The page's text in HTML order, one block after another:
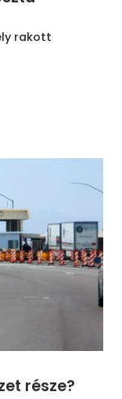
rakott
része?